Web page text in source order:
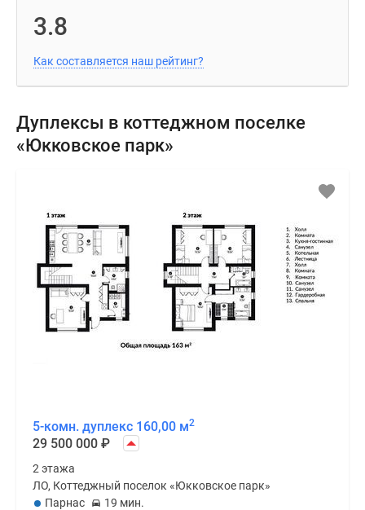
3.8
Как составляется наш рейтинг?
Дуплексы в коттеджном поселке
«Юкковское парк»
5-комн. дуплекс 160,00 м2
29 500 000 ₽
2 этажа
ЛО, Коттеджный поселок «Юкковское парк»
Парнас
19 мин.